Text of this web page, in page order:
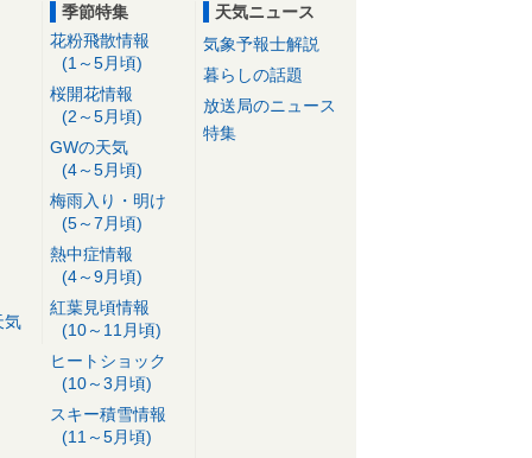
気
季節特集
花粉飛散情報
(1～5月頃)
桜開花情報
(2～5月頃)
GWの天気
(4～5月頃)
梅雨入り・明け
(5～7月頃)
熱中症情報
(4～9月頃)
紅葉見頃情報
(10～11月頃)
ヒートショック
(10～3月頃)
スキー積雪情報
(11～5月頃)
天気ニュース
気象予報士解説
暮らしの話題
放送局のニュース
特集